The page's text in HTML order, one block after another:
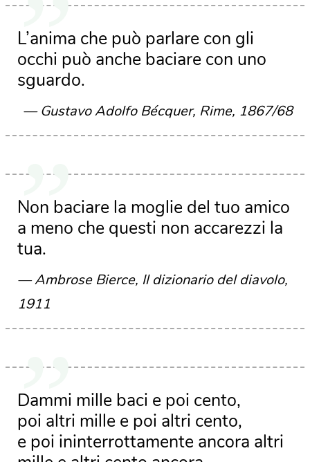
L’anima che può parlare con gli
occhi può anche baciare con uno
sguardo.
Gustavo Adolfo Bécquer, Rime, 1867/68
Non baciare la moglie del tuo amico
a meno che questi non accarezzi la
tua.
Ambrose Bierce, Il dizionario del diavolo,
1911
Dammi mille baci e poi cento,
poi altri mille e poi altri cento,
e poi ininterrottamente ancora altri